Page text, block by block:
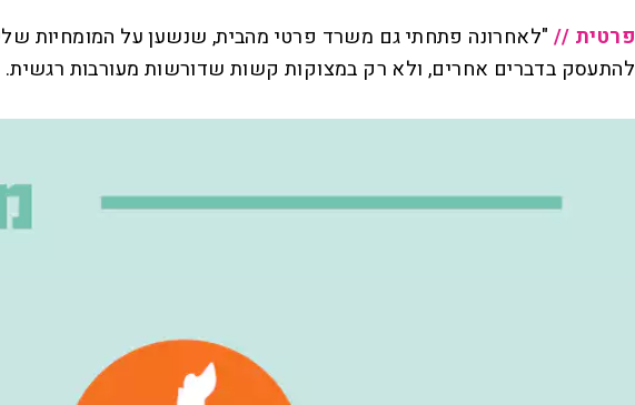
פרטית // "לאחרונה פתחתי גם משרד פרטי מהבית, שנשען על המומחיות
להתעסק בדברים אחרים, ולא רק במצוקות קשות שדורשות מעורבות רגשית.